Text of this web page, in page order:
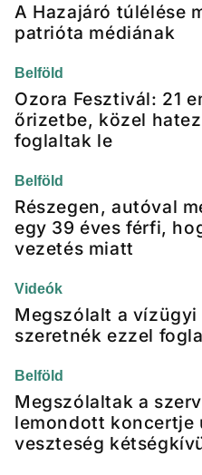
A Hazajáró túlélése
patrióta médiának
Belföld
Ozora Fesztivál: 21
őrizetbe, közel
foglaltak le
Belföld
Részegen, autóval
egy 39 éves férfi,
vezetés miatt
Videók
Megszólalt a
szeretnék ezzel
Belföld
Megszólaltak a
lemondott koncertje
veszteség